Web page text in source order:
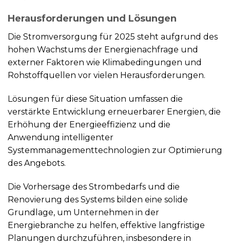
Herausforderungen und Lösungen
Die Stromversorgung für 2025 steht aufgrund des
hohen Wachstums der Energienachfrage und
externer Faktoren wie Klimabedingungen und
Rohstoffquellen vor vielen Herausforderungen.
Lösungen für diese Situation umfassen die
verstärkte Entwicklung erneuerbarer Energien, die
Erhöhung der Energieeffizienz und die
Anwendung intelligenter
Systemmanagementtechnologien zur Optimierung
des Angebots.
Die Vorhersage des Strombedarfs und die
Renovierung des Systems bilden eine solide
Grundlage, um Unternehmen in der
Energiebranche zu helfen, effektive langfristige
Planungen durchzuführen, insbesondere in